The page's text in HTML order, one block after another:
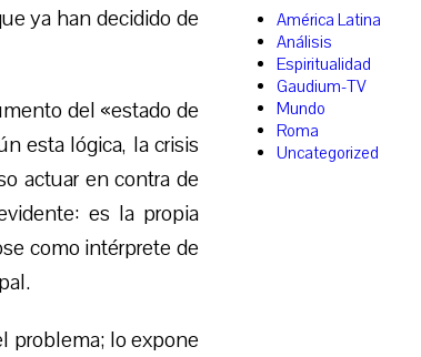
ya han decidido de
del «estado de
esta lógica, la crisis
actuar en contra de
es la propia
como intérprete de
problema; lo expone
América Latina
Análisis
Espiritualidad
Gaudium-TV
Mundo
Roma
Uncategorized